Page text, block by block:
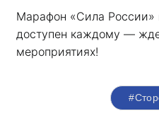
Марафон «Сила России»
доступен каждому —
мероприятиях!